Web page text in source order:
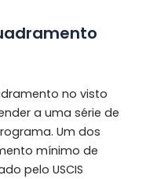
no visto
a uma série de
Um dos
mínimo de
pelo USCIS